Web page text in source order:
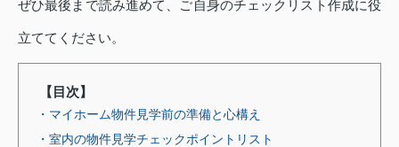
ぜひ最後まで読み進めて、ご自身のチェックリスト作成に役
立ててください。
【目次】
・マイホーム物件見学前の準備と心構え
・室内の物件見学チェックポイントリスト